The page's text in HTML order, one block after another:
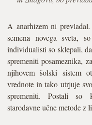
A anarhizem ni
semena novega sveta,
individualisti so sklepali,
spremeniti posameznika,
njihovem šolski sistem
vrednote in tako utrjuje
spremeniti. Postali so
starodavne učne metode z